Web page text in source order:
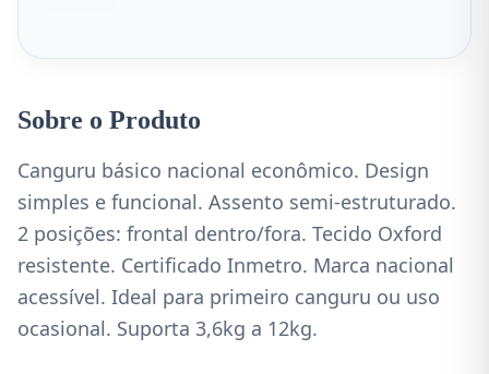
Sobre o Produto
Canguru básico nacional econômico. Design
simples e funcional. Assento semi-estruturado.
2 posições: frontal dentro/fora. Tecido Oxford
resistente. Certificado Inmetro. Marca nacional
acessível. Ideal para primeiro canguru ou uso
ocasional. Suporta 3,6kg a 12kg.